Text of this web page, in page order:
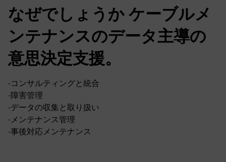
なぜでしょうか ケーブルメ
ンテナンスのデータ主導の
意思決定支援。
-コンサルティングと統合
-障害管理
-データの収集と取り扱い
-メンテナンス管理
-事後対応メンテナンス